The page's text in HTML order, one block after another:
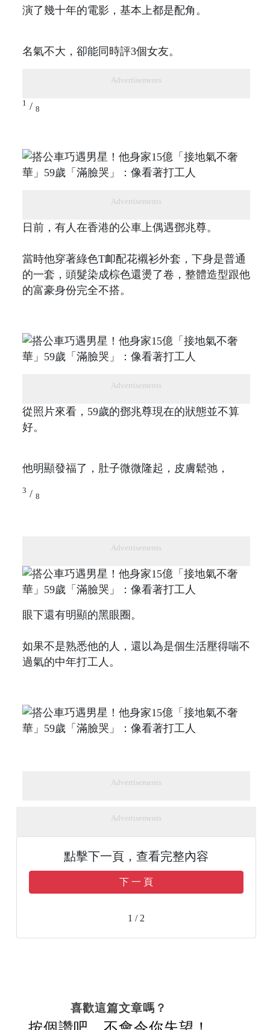
演了幾十年的電影，基本上都是配角。
名氣不大，卻能同時評3個女友。
Advertisements
1 / 8
Advertisements
日前，有人在香港的公車上偶遇鄧兆尊。
當時他穿著綠色T卹配花襯衫外套，下身是普通
的一套，頭髮染成棕色還燙了卷，整體造型跟他
的富豪身份完全不搭。
Advertisements
從照片來看，59歲的鄧兆尊現在的狀態並不算
好。
他明顯發福了，肚子微微隆起，皮膚鬆弛，
3 / 8
Advertisements
眼下還有明顯的黑眼圈。
如果不是熟悉他的人，還以為是個生活壓得喘不
過氣的中年打工人。
Advertisements
Advertisements
點擊下一頁，查看完整內容
下 一 頁
1 / 2
喜歡這篇文章嗎？